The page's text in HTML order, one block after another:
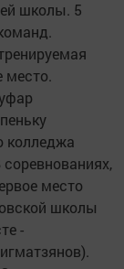
школы. 5
место.
колледжа
место
школы
-